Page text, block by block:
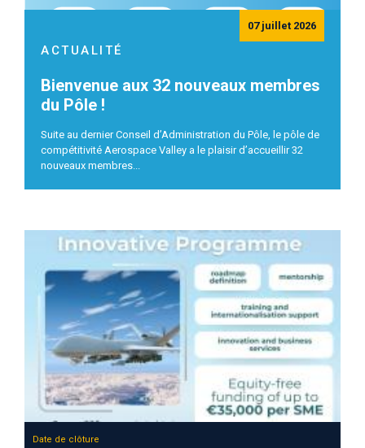
Date de clôture
07 juillet 2026
ACTUALITÉ
Bienvenue aux 32 nouveaux membres
du Pôle !
Suite au dernier Conseil d’Administration du Pôle, le pôle de
compétitivité Aerospace Valley a le plaisir d’accueillir 32
nouveaux membres...